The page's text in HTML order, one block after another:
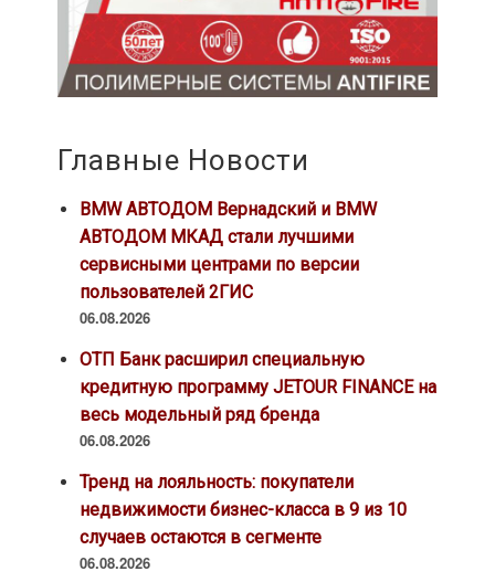
Главные Новости
BMW АВТОДОМ Вернадский и BMW
АВТОДОМ МКАД стали лучшими
сервисными центрами по версии
пользователей 2ГИС
06.08.2026
ОТП Банк расширил специальную
кредитную программу JETOUR FINANCE на
весь модельный ряд бренда
06.08.2026
Тренд на лояльность: покупатели
недвижимости бизнес-класса в 9 из 10
случаев остаются в сегменте
06.08.2026